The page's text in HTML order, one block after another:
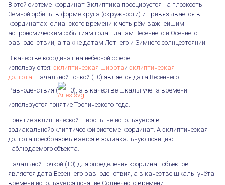
В этой системе координат Эклиптика проецируется на плоскость
Земной орбиты в форме круга (окружности) и привязывается в
координатах юлианского времени к четырём важнейшим
астрономическим событиям года - датам Весеннего и Осеннего
равноденствий, а также датам Летнего и Зимнего солнцестояний.
В качестве координат на небесной сфере
используются: эклиптическая широтаи эклиптическая
долгота. Начальной Точкой (T0) является дата Весеннего
Равноденствия (
0), а в качестве шкалы учета времени
используется понятие Тропического года.
Понятие эклиптической широты не используется в
зодиакальнойэклиптической системе координат. А эклиптическая
долгота преобразовывается в зодиакальную позицию
наблюдаемого объекта.
Начальной точкой (T0) для определения координат объектов
является дата Весеннего равноденствия, а в качестве шкалы учёта
времени используется понятие Солнечного времени.